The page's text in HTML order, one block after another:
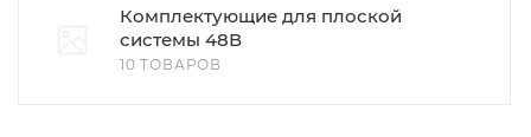
Комплектующие для плоской
системы 48В
10 ТОВАРОВ